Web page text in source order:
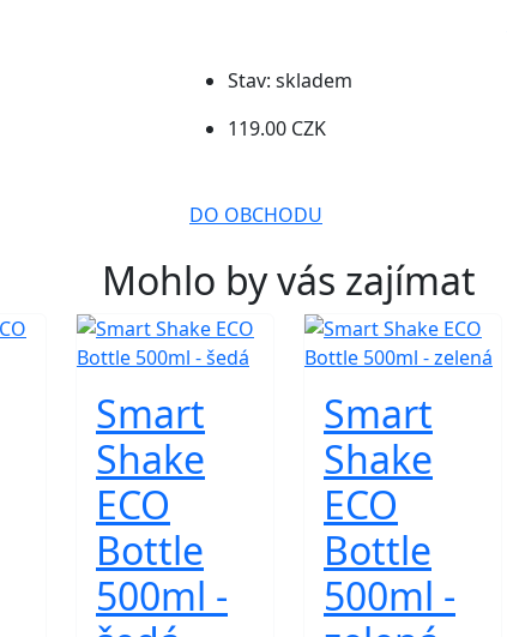
Stav: skladem
119.00 CZK
DO OBCHODU
Mohlo by vás zajímat
Smart
Shake
ECO
Bottle
500ml -
Smart
Shake
ECO
Bottle
500ml -